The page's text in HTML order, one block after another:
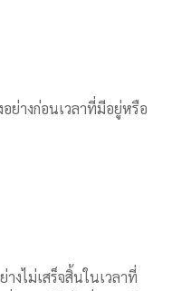
ย่างก่อนเวลาที่มีอยู่หรือ
งไม่เสร็จสิ้นในเวลาที่